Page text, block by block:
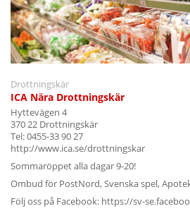
Drottningskär
ICA Nära Drottningskär
Hyttevägen 4
370 22 Drottningskär
Tel: 0455-33 90 27
http://www.ica.se/drottningskar
Sommaröppet alla dagar 9-20!
Ombud för PostNord, Svenska spel,
Följ oss på Facebook: https://sv-